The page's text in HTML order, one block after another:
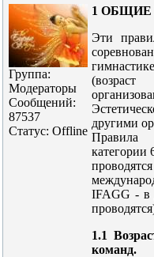
Группа:
Модераторы
Сообщений:
87537
Статус: Offline
1
Эти
другими
Правила
категории
IFAGG - в
1.1
команд.